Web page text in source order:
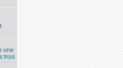
une
trois